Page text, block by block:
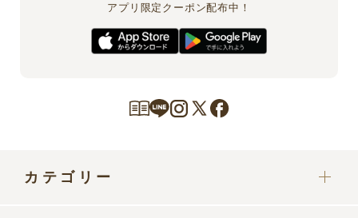
アプリ限定クーポン配布中！
カテゴリー